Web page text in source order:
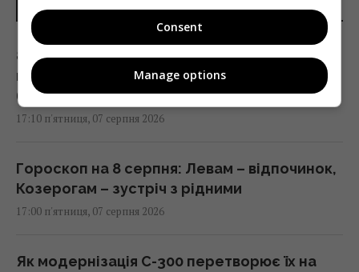
НОВИНИ УКРАЇНИ І СВІТУ
8 серпня: церковне свято сьогодні, що
потрібно зробити, щоб здійснилося
бажання
17:10 п'ятниця, 07 серпня 2026
Гороскоп на 8 серпня: Левам – відпочинок,
Козерогам – зустріч з рідними
17:00 п'ятниця, 07 серпня 2026
Як модернізація С-300 перетворює їх на
Consent
Manage options